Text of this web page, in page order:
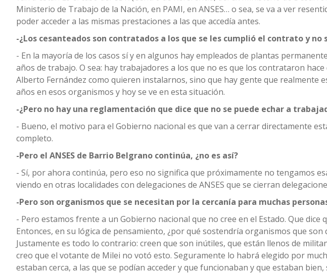
Ministerio de Trabajo de la Nación, en PAMI, en ANSES… o sea, se va a ver
poder acceder a las mismas prestaciones a las que accedía antes.
-¿Los cesanteados son contratados a los que se les cumplió el contrato y no
- En la mayoría de los casos sí y en algunos hay empleados de plantas
años de trabajo. O sea: hay trabajadores a los que no es que los contrataron
Alberto Fernández como quieren instalarnos, sino que hay gente que realmente
años en esos organismos y hoy se ve en esta situación.
-¿Pero no hay una reglamentación que dice que no se puede echar a
- Bueno, el motivo para el Gobierno nacional es que van a cerrar directamente
completo.
-Pero el ANSES de Barrio Belgrano continúa, ¿no es así?
- Sí, por ahora continúa, pero eso no significa que próximamente no tengamos
viendo en otras localidades con delegaciones de ANSES que se cierran
-Pero son organismos que se necesitan por la cercanía para muchas
- Pero estamos frente a un Gobierno nacional que no cree en el Estado. Que dice
Entonces, en su lógica de pensamiento, ¿por qué sostendría organismos que son
Justamente es todo lo contrario: creen que son inútiles, que están llenos de
creo que el votante de Milei no votó esto. Seguramente lo habrá elegido por
estaban cerca, a las que se podían acceder y que funcionaban y que estaban